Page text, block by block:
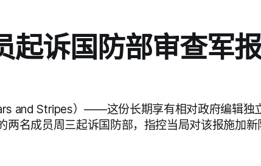
起诉国防部审查军
and Stripes）——这份长期享有相对政府编辑独
名成员周三起诉国防部，指控当局对该报施加新